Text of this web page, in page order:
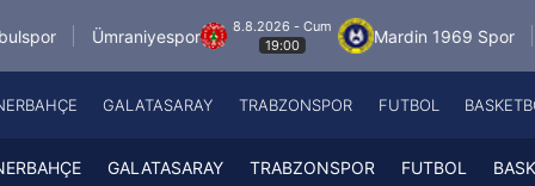
8.8.2026 - Cum
19:00
Mardin 1969 Spor Özbelsan
Fenerbahçe
A
GALATASARAY TRABZONSPOR FUTBOL
GALATASARAY TRABZONSPOR FUTBOL